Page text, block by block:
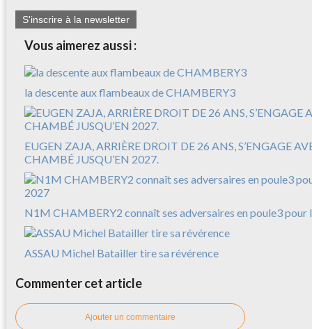
S'inscrire à la newsletter
Vous aimerez aussi :
la descente aux flambeaux de CHAMBERY3
EUGEN ZAJA, ARRIÈRE DROIT DE 26 ANS, S’ENGAGE
CHAMBÉ JUSQU’EN 2027.
N1M CHAMBERY2 connaît ses adversaires en poule3 pour
ASSAU Michel Batailler tire sa révérence
Commenter cet article
Ajouter un commentaire